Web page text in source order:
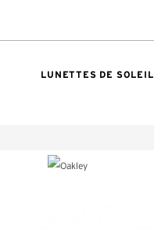
LUNETTES DE SOLEIL